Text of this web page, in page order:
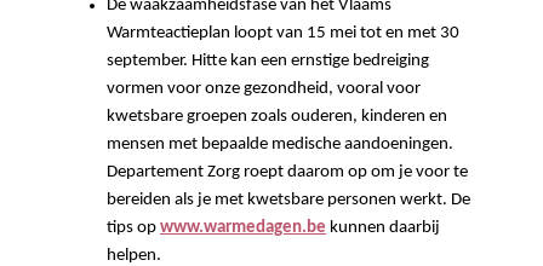
De waakzaamheidsfase van het Vlaams
Warmteactieplan loopt van 15 mei tot en met 30
september. Hitte kan een ernstige bedreiging
vormen voor onze gezondheid, vooral voor
kwetsbare groepen zoals ouderen, kinderen en
mensen met bepaalde medische aandoeningen.
Departement Zorg roept daarom op om je voor te
bereiden als je met kwetsbare personen werkt. De
tips op www.warmedagen.be kunnen daarbij
helpen.